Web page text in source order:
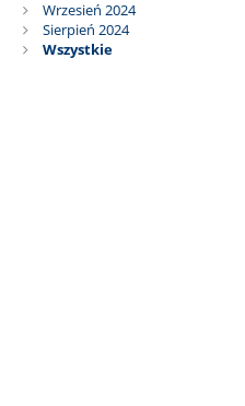
Wrzesień 2024
Sierpień 2024
Wszystkie